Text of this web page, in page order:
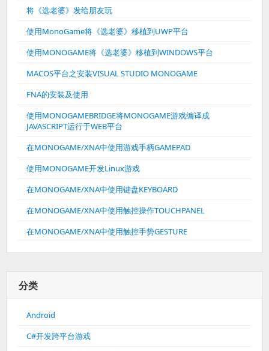
将《选老婆》发给朋友玩
使用MonoGame将《选老婆》移植到UWP平台
使用MONOGAME将《选老婆》移植到WINDOWS平台
MACOS平台之安装VISUAL STUDIO MONOGAME
FNA的安装及使用
使用MONOGAMEBRIDGE将MONOGAME游戏编译成
JAVASCRIPT运行于WEB平台
在MONOGAME/XNA中使用游戏手柄GAMEPAD
使用MONOGAME开发Linux游戏
在MONOGAME/XNA中使用键盘KEYBOARD
在MONOGAME/XNA中使用触控操作TOUCHPANEL
在MONOGAME/XNA中使用触控手势GESTURE
分类
Android
C#开发跨平台游戏